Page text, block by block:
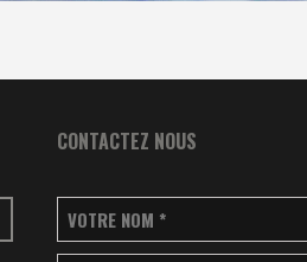
CONTACTEZ NOUS
VOTRE NOM *